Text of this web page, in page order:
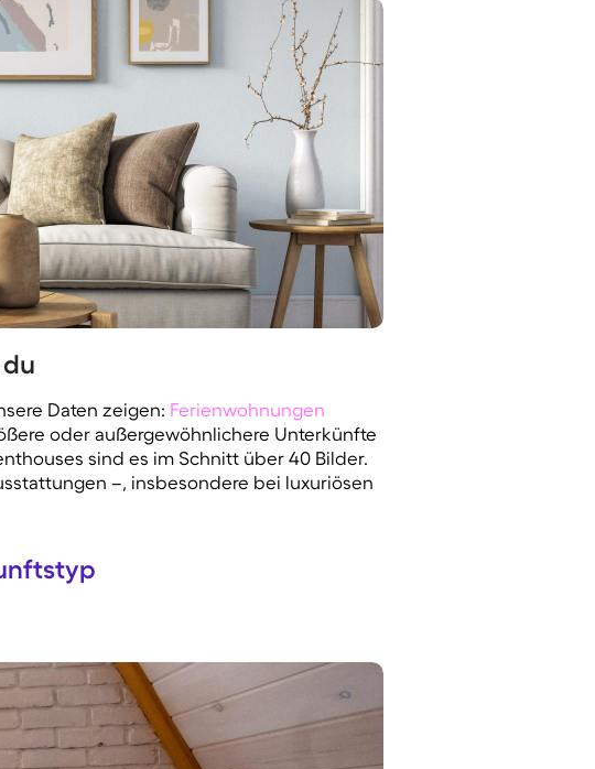
Daten zeigen: Ferienwohnungen
oder außergewöhnlichere Unterkünfte
sind es im Schnitt über 40 Bilder.
–, insbesondere bei luxuriösen